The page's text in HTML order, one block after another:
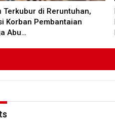
Terkubur di Reruntuhan,
Korban Pembantaian
Abu…